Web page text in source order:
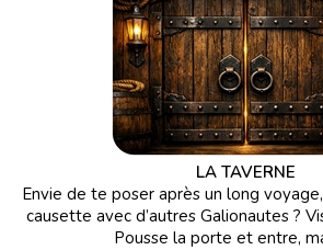
LA TAVERNE
Envie de te poser après un long
causette avec d’autres Galionautes ?
Pousse la porte et entre,